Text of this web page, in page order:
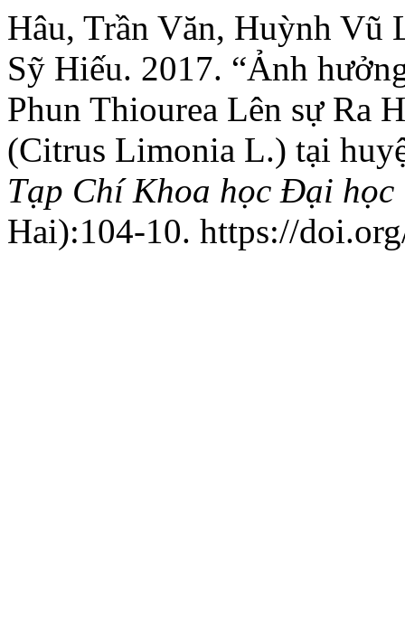
Hâu, Trần Văn, Huỳnh Vũ
Sỹ Hiếu. 2017. “Ảnh
Phun Thiourea Lên sự Ra
(Citrus Limonia L.) tại
Tạp Chí Khoa học Đại học
Hai):104-10. https://